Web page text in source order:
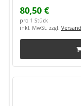
80,50 €
pro 1 Stück
inkl. MwSt. zzgl. Versand